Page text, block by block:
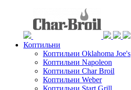
Коптильни
Коптильни Oklahoma Joe's
Коптильни Napoleon
Коптильни Char Broil
Коптильни Weber
Коптильни Start Grill